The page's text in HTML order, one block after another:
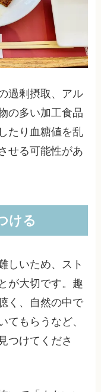
過剰摂取、アル
の多い加工食品
たり血糖値を乱
せる可能性があ
ける
しいため、スト
が大切です。趣
く、自然の中で
てもらうなど、
つけてくださ